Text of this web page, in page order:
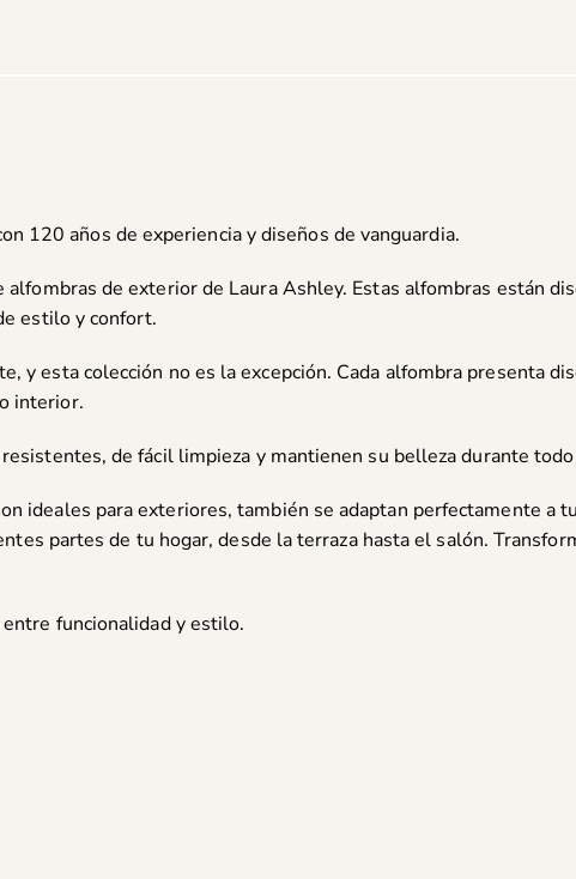
120 años de experiencia y diseños de vanguardia.
de exterior de Laura Ashley. Estas alfombras están
estilo y confort.
y esta colección no es la excepción. Cada alfombra presenta
interior.
de fácil limpieza y mantienen su belleza durante
ideales para exteriores, también se adaptan perfectamente a
partes de tu hogar, desde la terraza hasta el salón.
funcionalidad y estilo.